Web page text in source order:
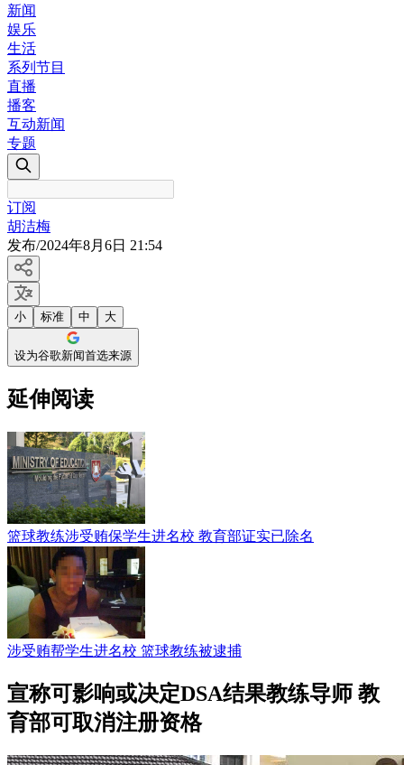
新闻
娱乐
生活
系列节目
直播
播客
互动新闻
专题
订阅
胡洁梅
发布/2024年8月6日 21:54
小 标准 中 大
设为谷歌新闻首选来源
延伸阅读
篮球教练涉受贿保学生进名校 教育部证实已除名
涉受贿帮学生进名校 篮球教练被逮捕
宣称可影响或决定DSA结果教练导师 教
育部可取消注册资格